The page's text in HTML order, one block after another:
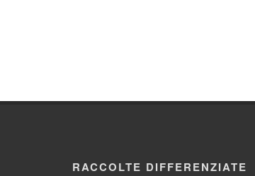
RACCOLTE DIFFERENZIATE